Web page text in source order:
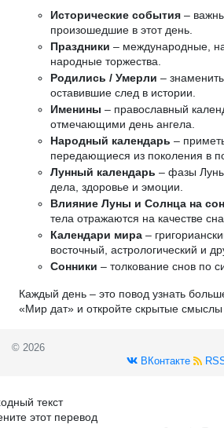
Исторические события –
произошедшие в этот день.
Праздники – международные,
народные торжества.
Родились / Умерли –
оставившие след в истории.
Именины – православный
отмечающими день ангела.
Народный календарь –
передающиеся из поколения в
Лунный календарь – фазы
дела, здоровье и эмоции.
Влияние Луны и Солнца на сон
тела отражаются на качестве сна.
Календари мира –
восточный, астрологический и
Сонники – толкование снов по
Каждый день – это повод узнать
«Мир дат» и откройте скрытые смыслы
© 2026
ВКонтакте
текст
этот перевод